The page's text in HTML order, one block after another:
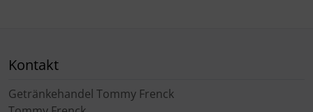
Kontakt
Getränkehandel Tommy Frenck